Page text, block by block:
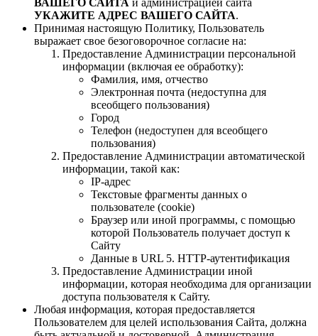
УКАЖИТЕ АДРЕС ВАШЕГО САЙТА.
Принимая настоящую Политику, Пользователь
выражает свое безоговорочное согласие на:
Предоставление Администрации персональной
информации (включая ее обработку):
Фамилия, имя, отчество
Электронная почта (недоступна для
всеобщего пользования)
Город
Телефон (недоступен для всеобщего
пользования)
Предоставление Администрации автоматической
информации, такой как:
IP-адрес
Текстовые фрагменты данных о
пользователе (cookie)
Браузер или иной программы, с помощью
которой Пользователь получает доступ к
Сайту
Данные в URL 5. HTTP-аутентификация
Предоставление Администрации иной
информации, которая необходима для организации
доступа пользователя к Сайту.
Любая информация, которая предоставляется
Пользователем для целей использования Сайта, должна